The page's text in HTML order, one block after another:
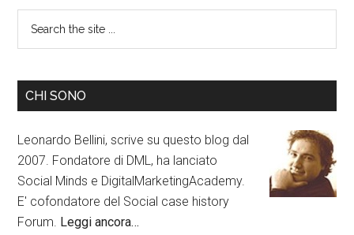
CHI SONO
Leonardo Bellini, scrive su questo blog dal
2007. Fondatore di DML, ha lanciato
Social Minds e DigitalMarketingAcademy.
E' cofondatore del Social case history
Forum. Leggi ancora…